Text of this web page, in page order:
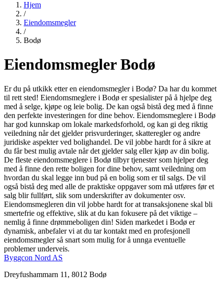
Hjem
/
Eiendomsmegler
/
Bodø
Eiendomsmegler Bodø
Er du på utkikk etter en eiendomsmegler i Bodø? Da har du kommet
til rett sted! Eiendomsmeglere i Bodø er spesialister på å hjelpe deg
med å selge, kjøpe og leie bolig. De kan også bistå deg med å finne
den perfekte investeringen for dine behov. Eiendomsmeglere i Bodø
har god kunnskap om lokale markedsforhold, og kan gi deg riktig
veiledning når det gjelder prisvurderinger, skatteregler og andre
juridiske aspekter ved bolighandel. De vil jobbe hardt for å sikre at
du får best mulig avtale når det gjelder salg eller kjøp av din bolig.
De fleste eiendomsmeglere i Bodø tilbyr tjenester som hjelper deg
med å finne den rette boligen for dine behov, samt veiledning om
hvordan du skal legge inn bud på en bolig som er til salgs. De vil
også bistå deg med alle de praktiske oppgaver som må utføres før et
salg blir fullført, slik som underskrifter av dokumenter osv.
Eiendomsmegleren din vil jobbe hardt for at transaksjonene skal bli
smertefrie og effektive, slik at du kan fokusere på det viktige –
nemlig å finne drømmeboligen din! Siden markedet i Bodø er
dynamisk, anbefaler vi at du tar kontakt med en profesjonell
eiendomsmegler så snart som mulig for å unnga eventuelle
problemer underveis.
Byggcon Nord AS
Dreyfushammarn 11, 8012 Bodø